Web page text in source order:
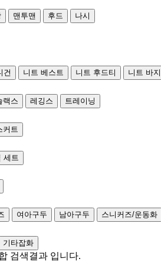
맨투맨 후드
나시
건 니트 베스트 니트 후드티
니트 바지
랙스 레깅스
트레이닝
커트
세트
여아구두 남아구두 스니커즈/운동화
기타잡화
검색결과 입니다.